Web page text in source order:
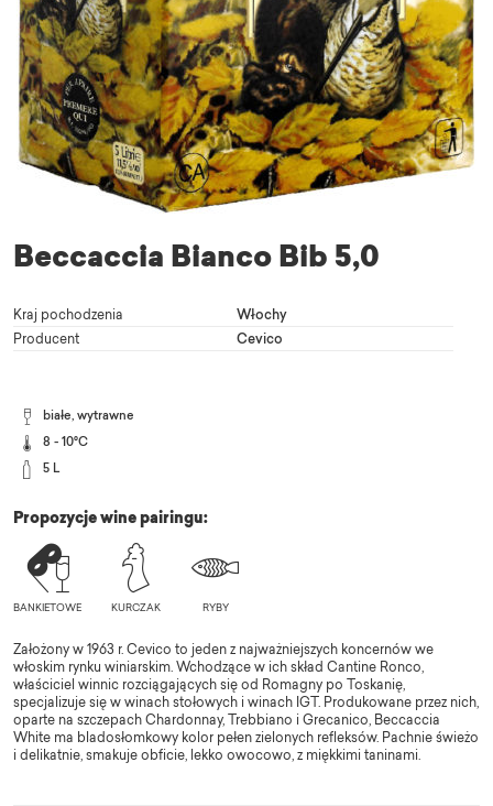
Beccaccia Bianco Bib 5,0
Kraj pochodzenia
Włochy
Producent
Cevico
białe, wytrawne
8 - 10°C
5 L
Propozycje wine pairingu:
Założony w 1963 r. Cevico to jeden z najważniejszych koncernów we
włoskim rynku winiarskim. Wchodzące w ich skład Cantine Ronco,
właściciel winnic rozciągających się od Romagny po Toskanię,
specjalizuje się w winach stołowych i winach IGT. Produkowane przez nich,
oparte na szczepach Chardonnay, Trebbiano i Grecanico, Beccaccia
White ma bladosłomkowy kolor pełen zielonych refleksów. Pachnie świeżo
i delikatnie, smakuje obficie, lekko owocowo, z miękkimi taninami.